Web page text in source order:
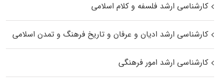
کارشناسی ارشد فلسفه و کلام اسلامی
کارشناسی ارشد ادیان و عرفان و تاریخ فرهنگ و تمدن اسلامی
کارشناسی ارشد امور فرهنگی